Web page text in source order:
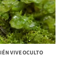
VIVE OCULTO